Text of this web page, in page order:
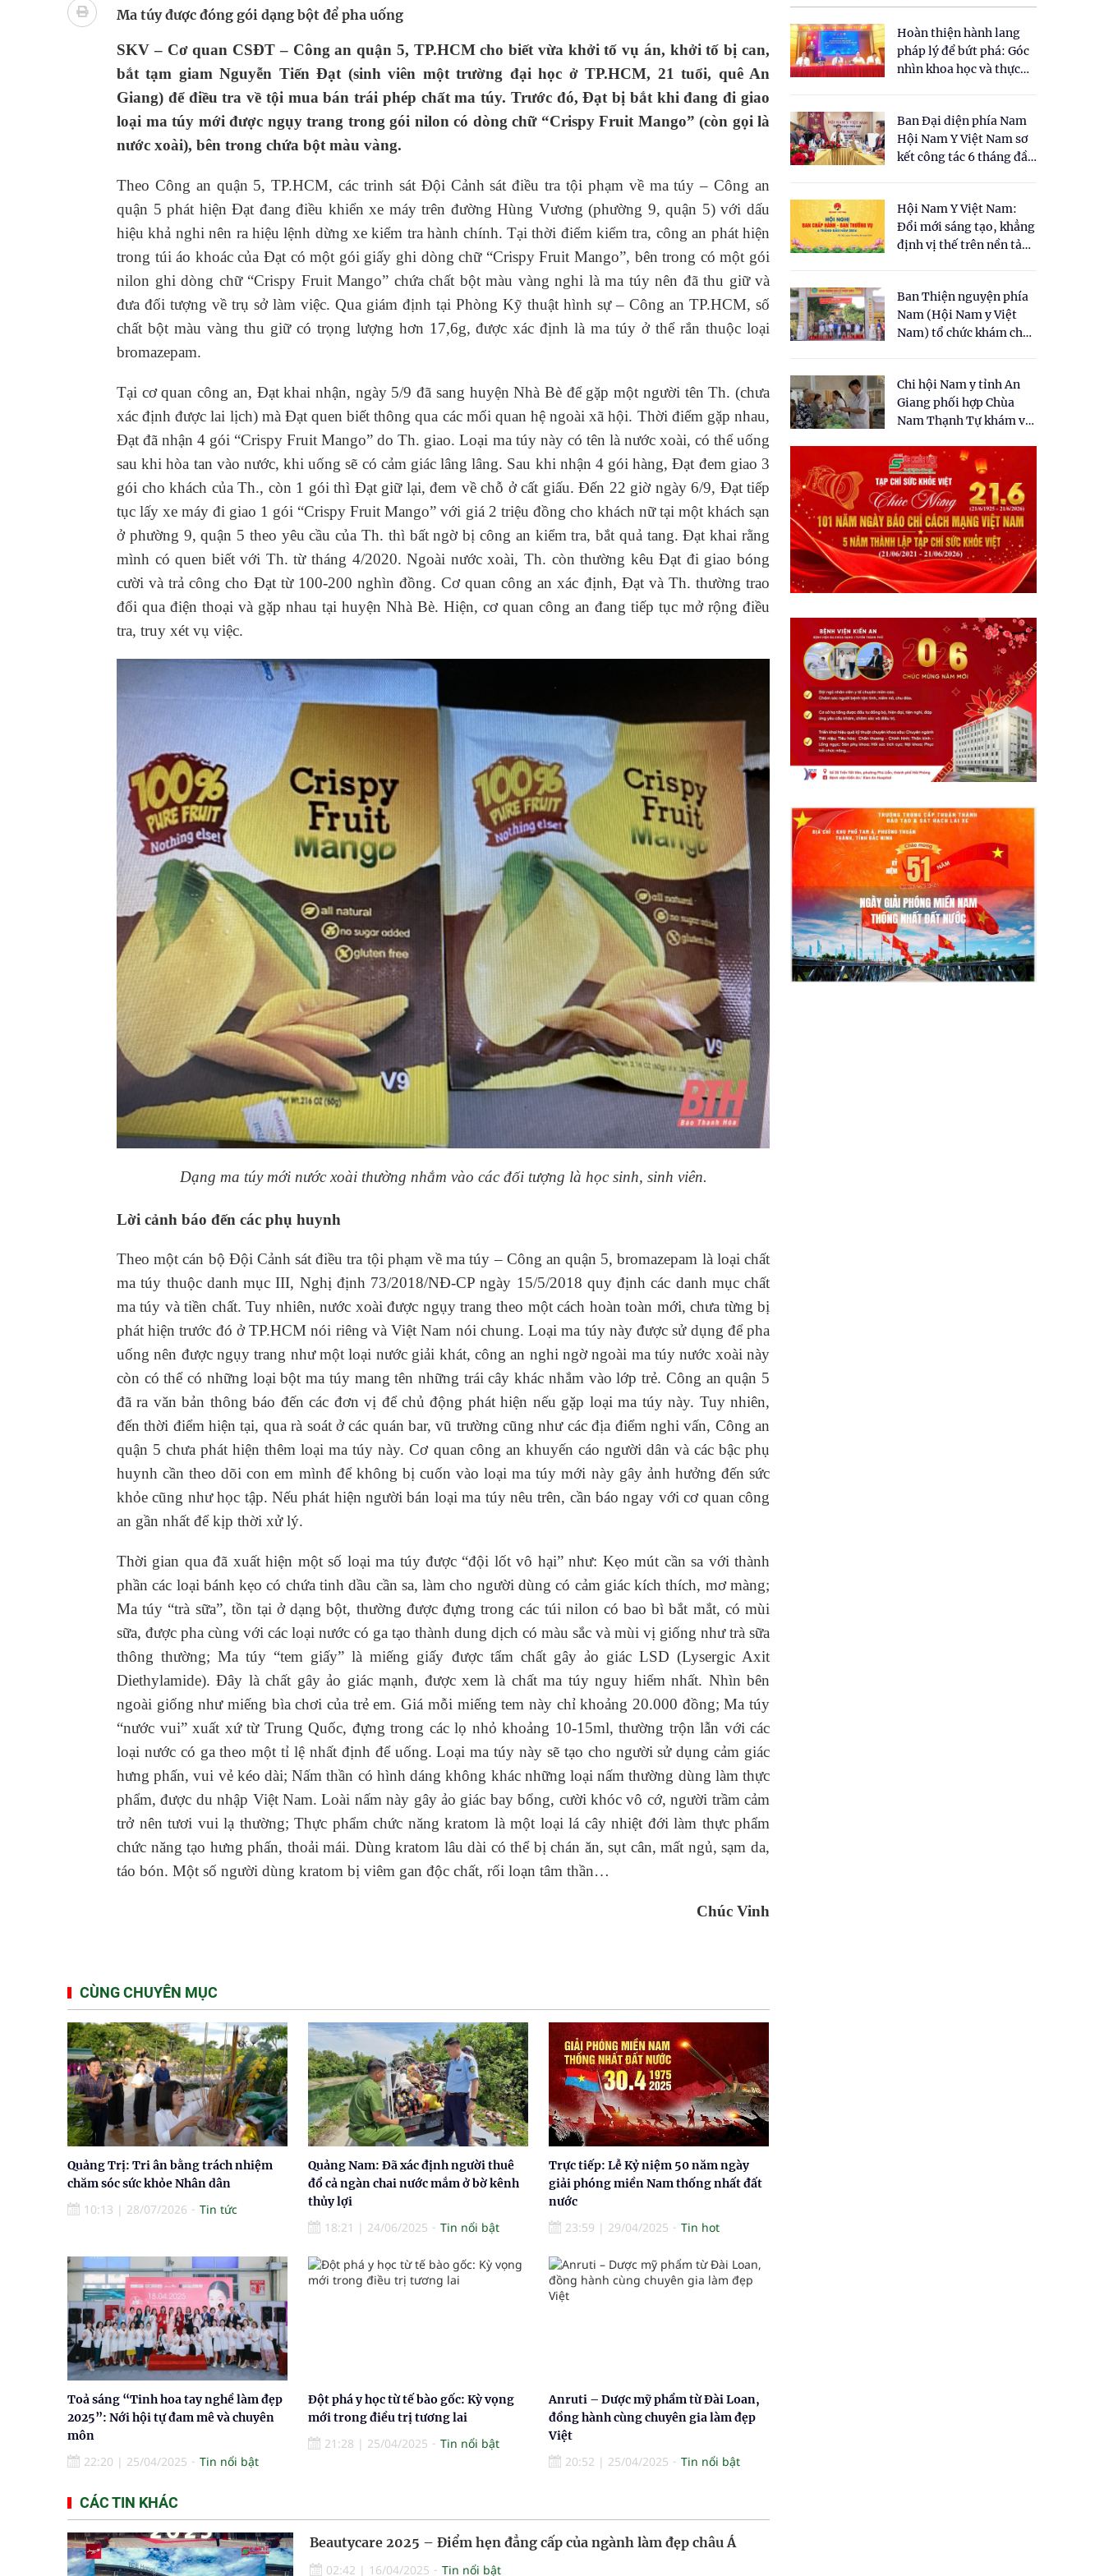
bảo vệ sức khỏe Nhân dân
Không chỉ cắt tóc, Đông Tây Barbershop dành nguồn lực cho môi trường và cộng đồng
Bệnh viện không được thu thêm tiền của người bệnh bảo hiểm y tế nếu không đăng ký khám theo yêu
Ung thư thận: Nguy hiểm vì tiến triển quá âm thầm
Vương Thành Công: Khi việc học bắt đầu từ trải nghiệm thực tế
Chấn chỉnh hoạt động kinh doanh dược liệu
Ma túy được đóng gói dạng bột để pha uống
SKV – Cơ quan CSĐT – Công an quận 5, TP.HCM cho biết vừa khởi tố vụ án, khởi tố bị can,
bắt tạm giam Nguyễn Tiến Đạt (sinh viên một trường đại học ở TP.HCM, 21 tuổi, quê An
Giang) để điều tra về tội mua bán trái phép chất ma túy. Trước đó, Đạt bị bắt khi đang đi giao
loại ma túy mới được ngụy trang trong gói nilon có dòng chữ “Crispy Fruit Mango” (còn gọi là
nước xoài), bên trong chứa bột màu vàng.
Theo Công an quận 5, TP.HCM, các trinh sát Đội Cảnh sát điều tra tội phạm về ma túy – Công an
quận 5 phát hiện Đạt đang điều khiển xe máy trên đường Hùng Vương (phường 9, quận 5) với dấu
hiệu khả nghi nên ra hiệu lệnh dừng xe kiểm tra hành chính. Tại thời điểm kiểm tra, công an phát hiện
trong túi áo khoác của Đạt có một gói giấy ghi dòng chữ “Crispy Fruit Mango”, bên trong có một gói
nilon ghi dòng chữ “Crispy Fruit Mango” chứa chất bột màu vàng nghi là ma túy nên đã thu giữ và
đưa đối tượng về trụ sở làm việc. Qua giám định tại Phòng Kỹ thuật hình sự – Công an TP.HCM, số
chất bột màu vàng thu giữ có trọng lượng hơn 17,6g, được xác định là ma túy ở thể rắn thuộc loại
bromazepam.
Tại cơ quan công an, Đạt khai nhận, ngày 5/9 đã sang huyện Nhà Bè để gặp một người tên Th. (chưa
xác định được lai lịch) mà Đạt quen biết thông qua các mối quan hệ ngoài xã hội. Thời điểm gặp nhau,
Đạt đã nhận 4 gói “Crispy Fruit Mango” do Th. giao. Loại ma túy này có tên là nước xoài, có thể uống
sau khi hòa tan vào nước, khi uống sẽ có cảm giác lâng lâng. Sau khi nhận 4 gói hàng, Đạt đem giao 3
gói cho khách của Th., còn 1 gói thì Đạt giữ lại, đem về chỗ ở cất giấu. Đến 22 giờ ngày 6/9, Đạt tiếp
tục lấy xe máy đi giao 1 gói “Crispy Fruit Mango” với giá 2 triệu đồng cho khách nữ tại một khách sạn
ở phường 9, quận 5 theo yêu cầu của Th. thì bất ngờ bị công an kiểm tra, bắt quả tang. Đạt khai rằng
mình có quen biết với Th. từ tháng 4/2020. Ngoài nước xoài, Th. còn thường kêu Đạt đi giao bóng
cười và trả công cho Đạt từ 100-200 nghìn đồng. Cơ quan công an xác định, Đạt và Th. thường trao
đổi qua điện thoại và gặp nhau tại huyện Nhà Bè. Hiện, cơ quan công an đang tiếp tục mở rộng điều
tra, truy xét vụ việc.
Dạng ma túy mới nước xoài thường nhắm vào các đối tượng là học sinh, sinh viên.
Lời cảnh báo đến các phụ huynh
Theo một cán bộ Đội Cảnh sát điều tra tội phạm về ma túy – Công an quận 5, bromazepam là loại chất
ma túy thuộc danh mục III, Nghị định 73/2018/NĐ-CP ngày 15/5/2018 quy định các danh mục chất
ma túy và tiền chất. Tuy nhiên, nước xoài được ngụy trang theo một cách hoàn toàn mới, chưa từng bị
phát hiện trước đó ở TP.HCM nói riêng và Việt Nam nói chung. Loại ma túy này được sử dụng để pha
uống nên được ngụy trang như một loại nước giải khát, công an nghi ngờ ngoài ma túy nước xoài này
còn có thể có những loại bột ma túy mang tên những trái cây khác nhắm vào lớp trẻ. Công an quận 5
đã ra văn bản thông báo đến các đơn vị để chủ động phát hiện nếu gặp loại ma túy này. Tuy nhiên,
đến thời điểm hiện tại, qua rà soát ở các quán bar, vũ trường cũng như các địa điểm nghi vấn, Công an
quận 5 chưa phát hiện thêm loại ma túy này. Cơ quan công an khuyến cáo người dân và các bậc phụ
huynh cần theo dõi con em mình để không bị cuốn vào loại ma túy mới này gây ảnh hưởng đến sức
khỏe cũng như học tập. Nếu phát hiện người bán loại ma túy nêu trên, cần báo ngay với cơ quan công
an gần nhất để kịp thời xử lý.
Thời gian qua đã xuất hiện một số loại ma túy được “đội lốt vô hại” như: Kẹo mút cần sa với thành
phần các loại bánh kẹo có chứa tinh dầu cần sa, làm cho người dùng có cảm giác kích thích, mơ màng;
Ma túy “trà sữa”, tồn tại ở dạng bột, thường được đựng trong các túi nilon có bao bì bắt mắt, có mùi
sữa, được pha cùng với các loại nước có ga tạo thành dung dịch có màu sắc và mùi vị giống như trà sữa
thông thường; Ma túy “tem giấy” là miếng giấy được tẩm chất gây ảo giác LSD (Lysergic Axit
Diethylamide). Đây là chất gây ảo giác mạnh, được xem là chất ma túy nguy hiểm nhất. Nhìn bên
ngoài giống như miếng bìa chơi của trẻ em. Giá mỗi miếng tem này chỉ khoảng 20.000 đồng; Ma túy
“nước vui” xuất xứ từ Trung Quốc, đựng trong các lọ nhỏ khoảng 10-15ml, thường trộn lẫn với các
loại nước có ga theo một tỉ lệ nhất định để uống. Loại ma túy này sẽ tạo cho người sử dụng cảm giác
hưng phấn, vui vẻ kéo dài; Nấm thần có hình dáng không khác những loại nấm thường dùng làm thực
phẩm, được du nhập Việt Nam. Loài nấm này gây ảo giác bay bổng, cười khóc vô cớ, người trầm cảm
trở nên tươi vui lạ thường; Thực phẩm chức năng kratom là một loại lá cây nhiệt đới làm thực phẩm
chức năng tạo hưng phấn, thoải mái. Dùng kratom lâu dài có thể bị chán ăn, sụt cân, mất ngủ, sạm da,
táo bón. Một số người dùng kratom bị viêm gan độc chất, rối loạn tâm thần…
Chúc Vinh
CÙNG CHUYÊN MỤC
Quảng Trị: Tri ân bằng trách nhiệm
chăm sóc sức khỏe Nhân dân
10:13 | 28/07/2026 Tin tức
Quảng Nam: Đã xác định người thuê
đổ cả ngàn chai nước mắm ở bờ kênh
thủy lợi
18:21 | 24/06/2025 Tin nổi bật
Trực tiếp: Lễ Kỷ niệm 50 năm ngày
giải phóng miền Nam thống nhất đất
nước
23:59 | 29/04/2025 Tin hot
Toả sáng “Tinh hoa tay nghề làm đẹp
2025”: Nới hội tự đam mê và chuyên
môn
22:20 | 25/04/2025 Tin nổi bật
Đột phá y học từ tế bào gốc: Kỳ vọng
mới trong điều trị tương lai
21:28 | 25/04/2025 Tin nổi bật
Anruti – Dược mỹ phẩm từ Đài Loan,
đồng hành cùng chuyên gia làm đẹp
Việt
20:52 | 25/04/2025 Tin nổi bật
CÁC TIN KHÁC
Beautycare 2025 – Điểm hẹn đẳng cấp của ngành làm đẹp châu Á
02:42 | 16/04/2025 Tin nổi bật
Hoàn thiện hành lang
pháp lý để bứt phá: Góc
nhìn khoa học và thực
cho Luật Y dược cổ
truyền Việt Nam"
Ban Đại diện phía Nam
Hội Nam Y Việt Nam sơ
kết công tác 6 tháng đầu
Hội Nam Y Việt Nam:
Đổi mới sáng tạo, khẳng
định vị thế trên nền tảng
Ban Thiện nguyện phía
Nam (Hội Nam y Việt
Nam) tổ chức khám chữa
dân tại xã Tân Tập
Chi hội Nam y tỉnh An
Giang phối hợp Chùa
Nam Thạnh Tự khám và
nhân dân